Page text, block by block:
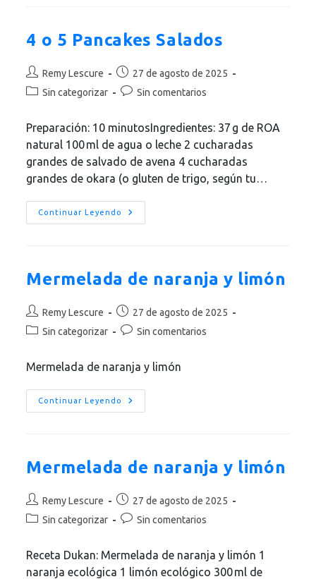
De
Regalos!
4 o 5 Pancakes Salados
Autor
de
Remy Lescure
Publicación
de
27 de agosto de 2025
Categoría
entrada:
Sin categorizar
Comentarios
entrada:
Sin comentarios
Preparación: 10 minutosIngredientes: 37 g de ROA
natural 100 ml de agua o leche 2 cucharadas
grandes de salvado de avena 4 cucharadas
grandes de okara (o gluten de trigo, según tu…
Continuar Leyendo
O
Mermelada de naranja y limón
Autor
de
Remy Lescure
Publicación
de
27 de agosto de 2025
Categoría
entrada:
Sin categorizar
Comentarios
entrada:
Sin comentarios
Mermelada de naranja y limón
Continuar Leyendo
Mermelada
De
Mermelada de naranja y limón
Autor
de
Remy Lescure
Publicación
de
27 de agosto de 2025
Categoría
entrada:
Sin categorizar
Comentarios
entrada:
Sin comentarios
Receta Dukan: Mermelada de naranja y limón 1
naranja ecológica 1 limón ecológico 300 ml de